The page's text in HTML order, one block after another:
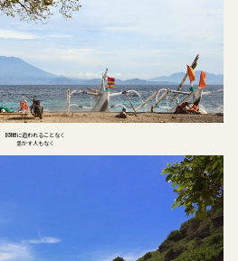
時間に追われることなく
急かす人もなく